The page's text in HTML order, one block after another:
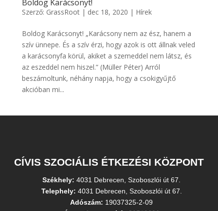
Boldog Karácsonyt!
Szerző: GrassRoot| dec 18, 2020 | Hírek
Boldog Karácsonyt! „Karácsony nem az ész, hanem a
szív ünnepe. És a szív érzi, hogy azok is ott állnak veled
a karácsonyfa körül, akiket a szemeddel nem látsz, és
az eszeddel nem hiszel.” (Müller Péter) Arról
beszámoltunk, néhány napja, hogy a csokigyűjtő
akcióban mi...
CÍVIS SZOCIÁLIS ÉTKEZÉSI KÖZPONT
Székhely: 4031 Debrecen, Szoboszlói út 67.
Telephely: 4031 Debrecen, Szoboszlói út 67.
Adószám: 19037325-2-09